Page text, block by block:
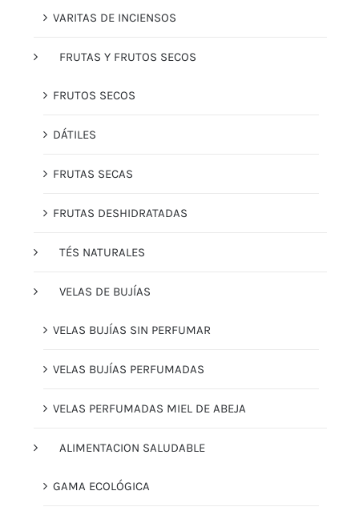
VARITAS DE INCIENSOS
FRUTAS Y FRUTOS SECOS
FRUTOS SECOS
DÁTILES
FRUTAS SECAS
FRUTAS DESHIDRATADAS
TÉS NATURALES
VELAS DE BUJÍAS
VELAS BUJÍAS SIN PERFUMAR
VELAS BUJÍAS PERFUMADAS
VELAS PERFUMADAS MIEL DE ABEJA
ALIMENTACION SALUDABLE
GAMA ECOLÓGICA